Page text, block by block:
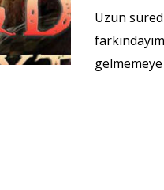
Uzun